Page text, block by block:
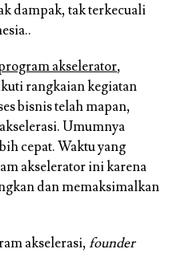
dampak, tak terkecuali
akselerator,
rangkaian kegiatan
bisnis telah mapan,
Umumnya
cepat. Waktu yang
akselerator ini karena
dan memaksimalkan
akselerasi, founder